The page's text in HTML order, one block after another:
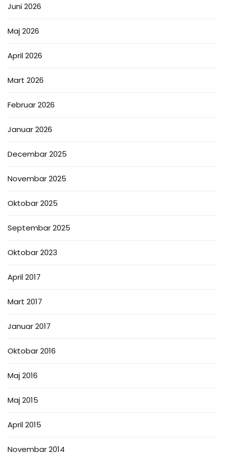
Juni 2026
Maj 2026
April 2026
Mart 2026
Februar 2026
Januar 2026
Decembar 2025
Novembar 2025
Oktobar 2025
Septembar 2025
Oktobar 2023
April 2017
Mart 2017
Januar 2017
Oktobar 2016
Maj 2016
Maj 2015
April 2015
Novembar 2014